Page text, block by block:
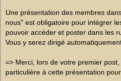
Une présentation des membres
nous" est obligatoire pour intégrer
pouvoir accéder et poster dans les
Vous y serez dirigé
=> Merci, lors de votre premier
particulière à cette présentation